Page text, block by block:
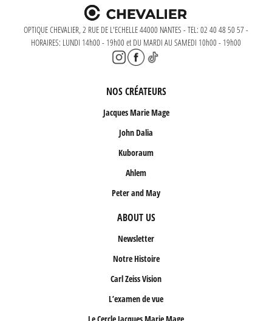
OPTIQUE CHEVALIER, 2 RUE DE L'ECHELLE 44000 NANTES - TEL: 02 40 48 50 57 -
HORAIRES: LUNDI 14h00 - 19h00 et DU MARDI AU SAMEDI 10h00 - 19h00
NOS CRÉATEURS
Jacques Marie Mage
John Dalia
Kuboraum
Ahlem
Peter and May
ABOUT US
Newsletter
Notre Histoire
Carl Zeiss Vision
L’examen de vue